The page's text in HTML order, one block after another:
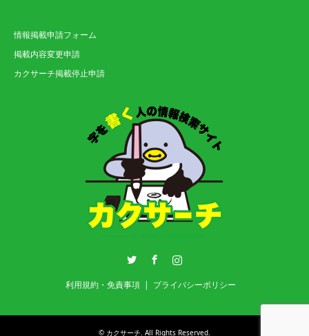
情報掲載申請フォーム
掲載内容変更申請
カクサーチ掲載停止申請
Instagram
利用規約・免責事項 プライバシーポリシー
© カクサーチ . All Rights Reserved.